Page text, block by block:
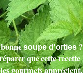
bonnesoupe d'orties?
que cette recette
gourmets apprécient.